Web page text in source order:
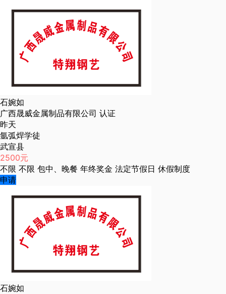
石婉如
广西晟威金属制品有限公司 认证
昨天
氩弧焊学徒
武宣县
2500元
不限 不限 包中、晚餐 年终奖金 法定节假日 休假制度
申请
石婉如